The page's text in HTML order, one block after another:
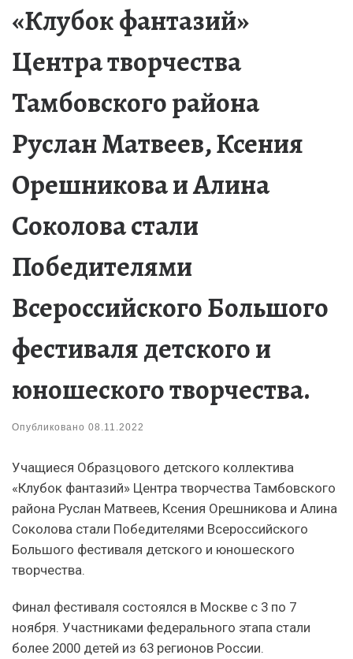
«Клубок фантазий»
Центра творчества
Тамбовского района
Руслан Матвеев, Ксения
Орешникова и Алина
Соколова стали
Победителями
Всероссийского Большого
фестиваля детского и
юношеского творчества.
Опубликовано 08.11.2022
Учащиеся Образцового детского коллектива
«Клубок фантазий» Центра творчества Тамбовского
района Руслан Матвеев, Ксения Орешникова и Алина
Соколова стали Победителями Всероссийского
Большого фестиваля детского и юношеского
творчества.
Финал фестиваля состоялся в Москве с 3 по 7
ноября. Участниками федерального этапа стали
более 2000 детей из 63 регионов России.